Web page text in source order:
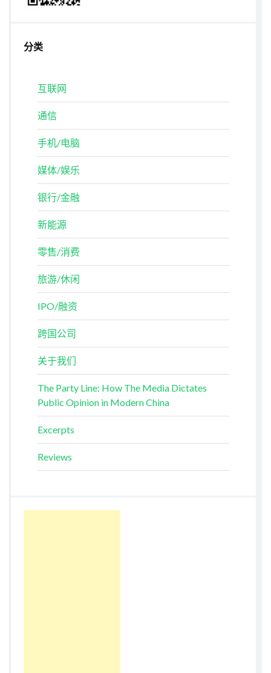
分类
互联网
通信
手机/电脑
媒体/娱乐
银行/金融
新能源
零售/消费
旅游/休闲
IPO/融资
跨国公司
关于我们
The Party Line: How The Media Dictates
Public Opinion in Modern China
Excerpts
Reviews